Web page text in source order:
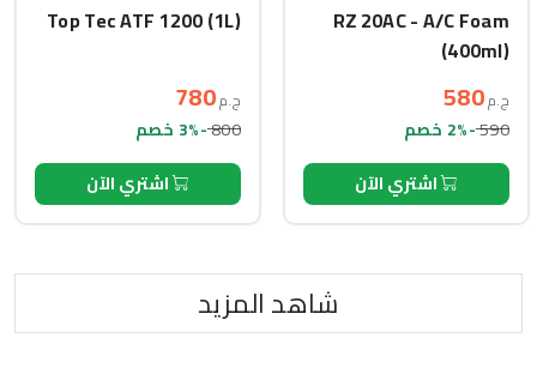
RZ 20AC - A/C Foam
(400ml)
ج.م580
590-2% خصم
اشتري الآن
Top Tec ATF 1200 (1L)
ج.م780
800-3% خصم
اشتري الآن
شاهد المزيد